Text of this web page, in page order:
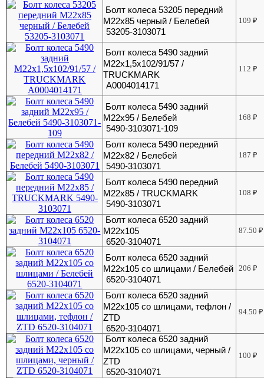
Болт колеса 53205 передний
М22х85 черный / Белебей
53205-3103071
109₽
Болт колеса 5490 задний
М22х1,5х102/91/57 /
TRUCKMARK
A0004014171
112₽
Болт колеса 5490 задний
М22х95 / Белебей
5490-3103071-109
168₽
Болт колеса 5490 передний
М22х82 / Белебей
5490-3103071
187₽
Болт колеса 5490 передний
М22х85 / TRUCKMARK
5490-3103071
108₽
Болт колеса 6520 задний
М22х105
6520-3104071
87.50₽
Болт колеса 6520 задний
М22х105 со шлицами / Белебей
6520-3104071
206₽
Болт колеса 6520 задний
М22х105 со шлицами, тефлон /
ZTD
6520-3104071
94.50₽
Болт колеса 6520 задний
М22х105 со шлицами, черный /
ZTD
6520-3104071
100₽